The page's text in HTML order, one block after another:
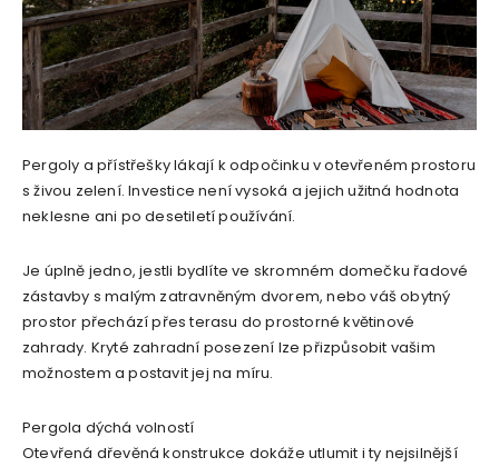
Pergoly a přístřešky lákají k odpočinku v otevřeném prostoru
s živou zelení. Investice není vysoká a jejich užitná hodnota
neklesne ani po desetiletí používání.
Je úplně jedno, jestli bydlíte ve skromném domečku řadové
zástavby s malým zatravněným dvorem, nebo váš obytný
prostor přechází přes terasu do prostorné květinové
zahrady. Kryté zahradní posezení lze přizpůsobit vašim
možnostem a postavit jej na míru.
Pergola dýchá volností
Otevřená dřevěná konstrukce dokáže utlumit i ty nejsilnější